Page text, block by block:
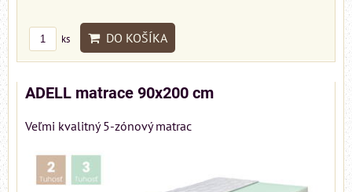
ks DO KOŠÍKA
ADELL matrace 90x200 cm
Veľmi kvalitný 5-zónový matrac